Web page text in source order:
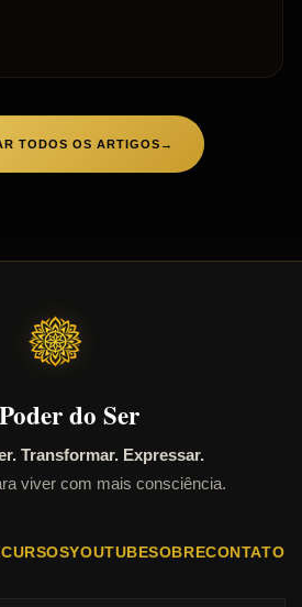
TODOS OS ARTIGOS →
do Ser
Transformar. Expressar.
viver com mais consciência.
YOUTUBESOBRECONTATO